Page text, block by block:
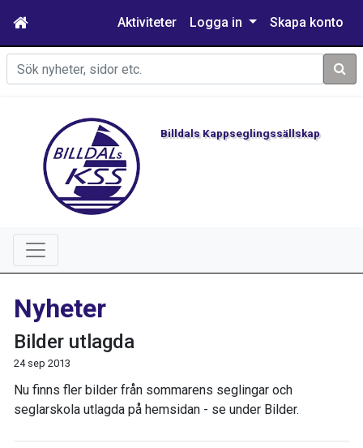
Aktiviteter Logga in Skapa konto
Sök
Billdals Kappseglingssällskap
Nyheter
Bilder utlagda
24 sep 2013
Nu finns fler bilder från sommarens seglingar och
seglarskola utlagda på hemsidan - se under Bilder.